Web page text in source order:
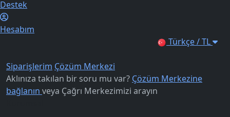
Destek
Hesabım
Türkçe / TL
Siparişlerim Çözüm Merkezi
Aklınıza takılan bir soru mu var? Çözüm Merkezine
bağlanın veya Çağrı Merkezimizi arayın